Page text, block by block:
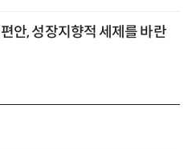
안, 성장지향적 세제를 바란